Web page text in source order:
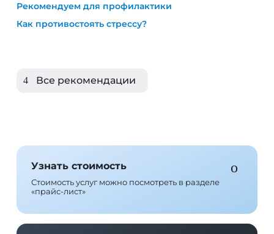
Рекомендуем для профилактики
Как противостоять стрессу?
Все рекомендации
Узнать стоимость
Стоимость услуг можно посмотреть в разделе
«прайс-лист»